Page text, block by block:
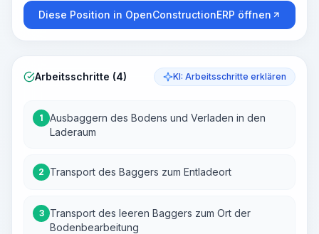
Diese Position in OpenConstructionERP öffnen
Arbeitsschritte (4) KI: Arbeitsschritte erklären
1
Ausbaggern des Bodens und Verladen in den
Laderaum
2 Transport des Baggers zum Entladeort
3
Transport des leeren Baggers zum Ort der
Bodenbearbeitung